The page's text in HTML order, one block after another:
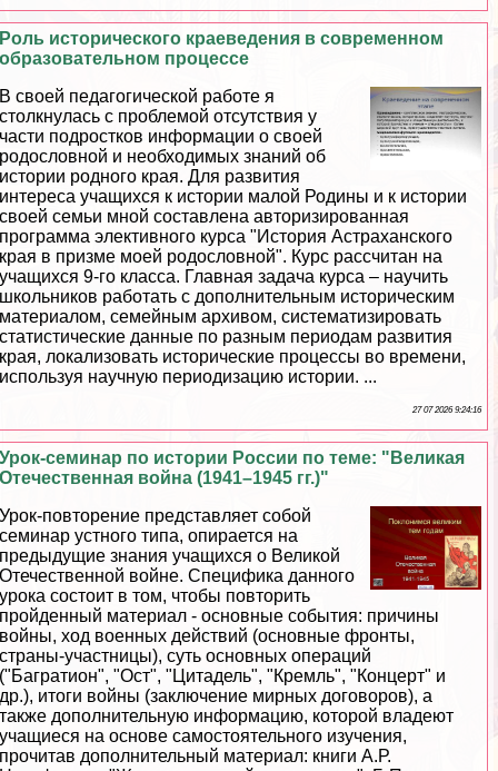
Роль исторического краеведения в современном
образовательном процессе
В своей педагогической работе я
столкнулась с проблемой отсутствия у
части подростков информации о своей
родословной и необходимых знаний об
истории родного края. Для развития
интереса учащихся к истории малой Родины и к истории
своей семьи мной составлена авторизированная
программа элективного курса "История Астpaxaнского
края в призме моей родословной". Курс рассчитан на
учащихся 9-го класса. Главная задача курса – научить
школьников работать с дополнительным историческим
материалом, семейным архивом, систематизировать
статистические данные по разным периодам развития
края, локализовать исторические процессы во времени,
используя научную периодизацию истории. ...
27 07 2026 9:24:16
Урок-семинар по истории России по теме: "Великая
Отечественная война (1941–1945 гг.)"
Урок-повторение представляет собой
семинар устного типа, опирается на
предыдущие знания учащихся о Великой
Отечественной войне. Специфика данного
урока состоит в том, чтобы повторить
пройденный материал - основные события: причины
войны, ход военных действий (основные фронты,
страны-участницы), суть основных операций
("Багратион", "Ост", "Цитадель", "Кремль", "Концерт" и
др.), итоги войны (заключение мирных договоров), а
также дополнительную информацию, которой владеют
учащиеся на основе самостоятельного изучения,
прочитав дополнительный материал: книги А.Р.